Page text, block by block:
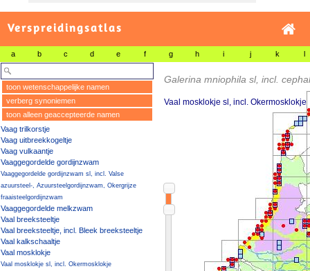
Verspreidingsatlas
a b c d e f g h i j k l
toon wetenschappelijke namen
verberg synoniemen
toon alleen geaccepteerde namen
Vaag trilkorstje
Vaag uitbreekkogeltje
Vaag vulkaantje
Vaaggegordelde gordijnzwam
Vaaggegordelde gordijnzwam sl, incl. Valse
azuursteel-, Azuursteelgordijnzwam, Okergrijze
fraaisteelgordijnzwam
Vaaggegordelde melkzwam
Vaal breeksteeltje
Vaal breeksteeltje, incl. Bleek breeksteeltje
Vaal kalkschaaltje
Vaal mosklokje
Vaal mosklokje sl, incl. Okermosklokje
Galerina mniophila sl, incl.
Vaal mosklokje sl, incl. Okermosklokje